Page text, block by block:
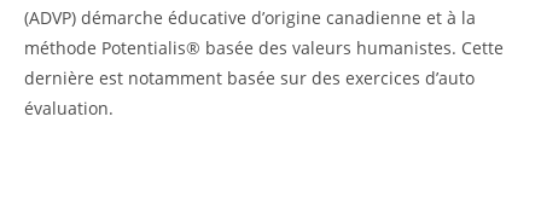
(ADVP) démarche éducative d’origine canadienne et à la
méthode Potentialis® basée des valeurs humanistes. Cette
dernière est notamment basée sur des exercices d’auto
évaluation.